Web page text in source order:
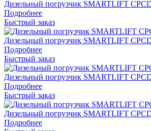
Дизельный погрузчик SMARTLIFT
Подробнее
Быстрый заказ
Дизельный погрузчик SMARTLIFT
Подробнее
Быстрый заказ
Дизельный погрузчик SMARTLIFT
Подробнее
Быстрый заказ
Дизельный погрузчик SMARTLIFT
Подробнее